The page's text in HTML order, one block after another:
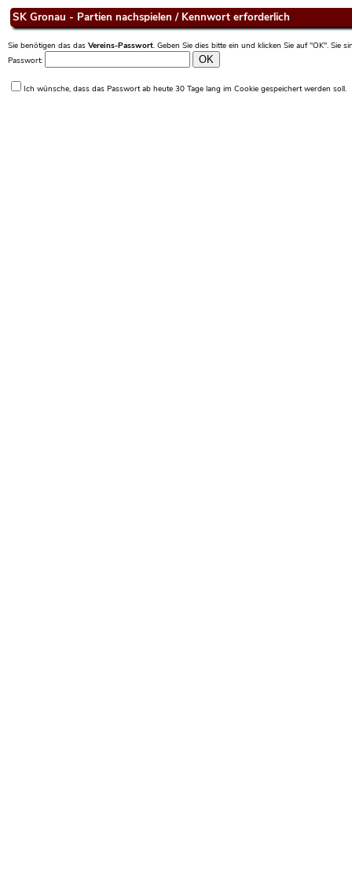
SK Gronau - Partien nachspielen / Kennwort erforderlich
Sie benötigen das das Vereins-Passwort. Geben Sie dies bitte ein und klicken Sie auf "OK". Sie
Passwort:
Ich wünsche, dass das Passwort ab heute 30 Tage lang im Cookie gespeichert werden soll.